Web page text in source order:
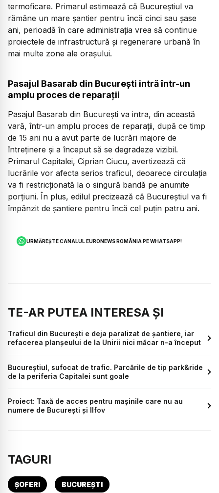
termoficare. Primarul estimează că Bucureștiul va
rămâne un mare șantier pentru încă cinci sau șase
ani, perioadă în care administrația vrea să continue
proiectele de infrastructură și regenerare urbană în
mai multe zone ale orașului.
Pasajul Basarab din București intră într-un
amplu proces de reparații
Pasajul Basarab din București va intra, din această
vară, într-un amplu proces de reparații, după ce timp
de 15 ani nu a avut parte de lucrări majore de
întreținere și a început să se degradeze vizibil.
Primarul Capitalei, Ciprian Ciucu, avertizează că
lucrările vor afecta serios traficul, deoarece circulația
va fi restricționată la o singură bandă pe anumite
porțiuni. În plus, edilul precizează că Bucureștiul va fi
împânzit de șantiere pentru încă cel puțin patru ani.
URMĂREȘTE CANALUL EURONEWS ROMÂNIA PE WHATSAPP!
TE-AR PUTEA INTERESA ȘI
Traficul din București e deja paralizat de șantiere, iar
refacerea planșeului de la Unirii nici măcar n-a început
Bucureștiul, sufocat de trafic. Parcările de tip park&ride
de la periferia Capitalei sunt goale
Proiect: Taxă de acces pentru mașinile care nu au
numere de București și Ilfov
TAGURI
ȘOFERI BUCUREȘTI